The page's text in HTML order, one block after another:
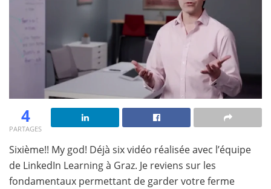
4
PARTAGES
Sixième!! My god! Déjà six vidéo réalisée avec l’équipe
de LinkedIn Learning à Graz. Je reviens sur les
fondamentaux permettant de garder votre ferme